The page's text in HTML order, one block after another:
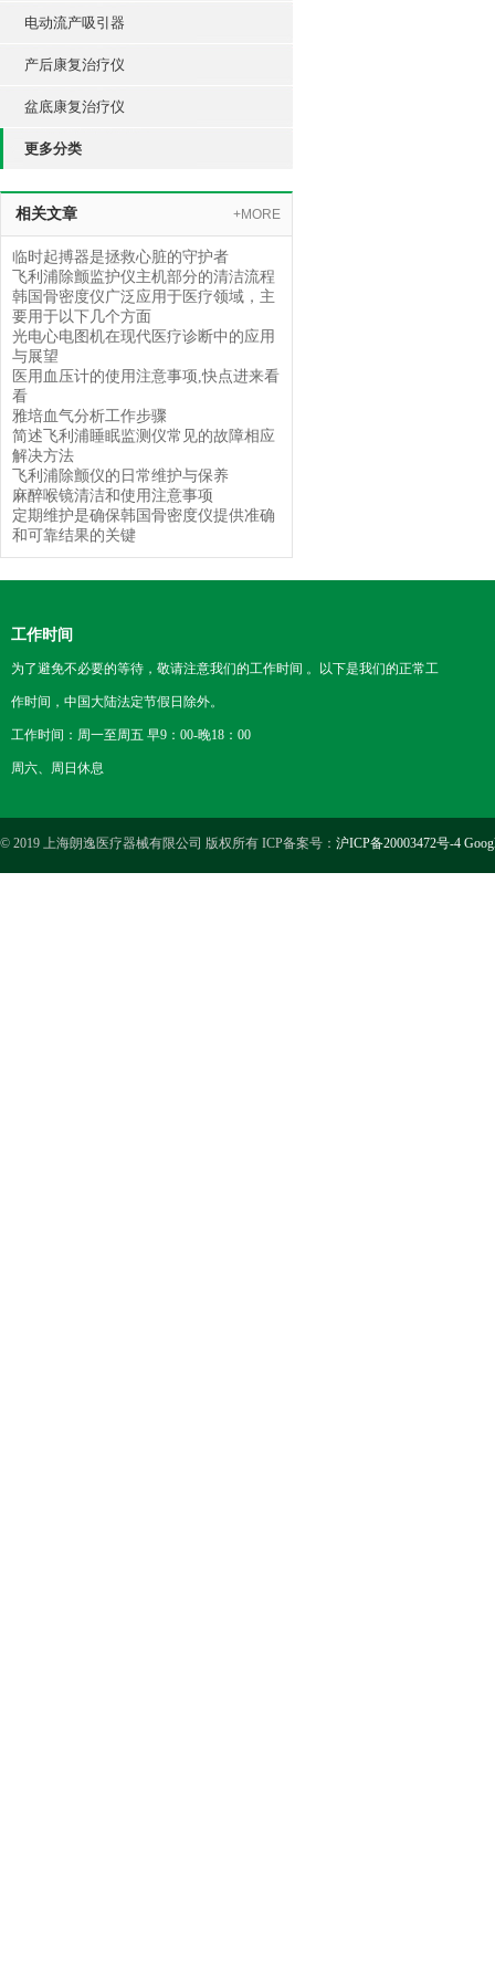
电动流产吸引器
产后康复治疗仪
盆底康复治疗仪
更多分类
相关文章 +MORE
临时起搏器是拯救心脏的守护者
飞利浦除颤监护仪主机部分的清洁流程
韩国骨密度仪广泛应用于医疗领域，主
要用于以下几个方面
光电心电图机在现代医疗诊断中的应用
与展望
医用血压计的使用注意事项,快点进来看
看
雅培血气分析工作步骤
简述飞利浦睡眠监测仪常见的故障相应
解决方法
飞利浦除颤仪的日常维护与保养
麻醉喉镜清洁和使用注意事项
定期维护是确保韩国骨密度仪提供准确
和可靠结果的关键
工作时间
为了避免不必要的等待，敬请注意我们的工作时间 。以下是我们的正常工
作时间，中国大陆法定节假日除外。
工作时间：周一至周五 早9：00-晚18：00
周六、周日休息
© 2019 上海朗逸医疗器械有限公司 版权所有 ICP备案号： 沪ICP备20003472号-4